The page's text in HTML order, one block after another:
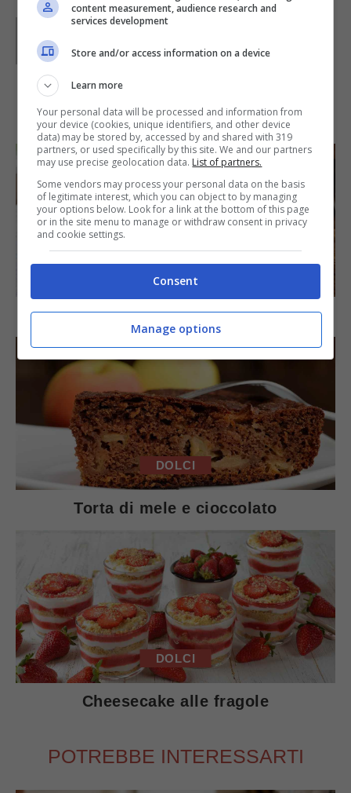
Parole diIlaura
IN PRIMO PIANO
Arista di maiale al latte
DOLCI
Torta di mele e cioccolato
DOLCI
Cheesecake alle fragole
POTREBBE INTERESSARTI
content measurement, audience research and
services development
Store and/or access information on a device
Learn more
Your personal data will be processed and information from
your device (cookies, unique identifiers, and other device
data) may be stored by, accessed by and shared with 319
partners, or used specifically by this site. We and our partners
may use precise geolocation data. List of partners.
Some vendors may process your personal data on the basis
of legitimate interest, which you can object to by managing
your options below. Look for a link at the bottom of this page
or in the site menu to manage or withdraw consent in privacy
and cookie settings.
Consent
Manage options